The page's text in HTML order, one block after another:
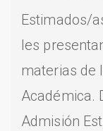
Estimados/
les
materias de
Académica.
Admisión